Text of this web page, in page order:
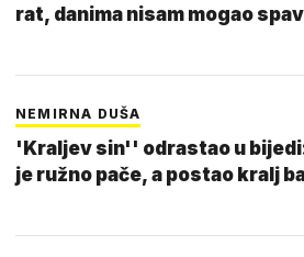
rat, danima nisam mogao
NEMIRNA DUŠA
'Kraljev sin'' odrastao u
je ružno pače, a postao kralj